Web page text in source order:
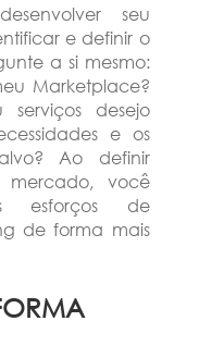
seu
e definir o
a si mesmo:
Marketplace?
desejo
e os
Ao definir
você
esforços de
de forma mais